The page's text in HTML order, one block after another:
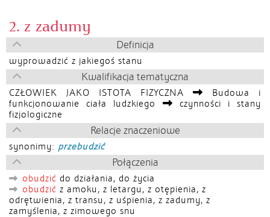
2. z zadumy
Definicja
wyprowadzić z jakiegoś stanu
Kwalifikacja tematyczna
CZŁOWIEK JAKO ISTOTA FIZYCZNA
Budowa i
funkcjonowanie ciała ludzkiego
czynności i stany
fizjologiczne
Relacje znaczeniowe
synonimy: przebudzić
Połączenia
obudzić do działania, do życia
obudzić z amoku, z letargu, z otępienia, z
odrętwienia, z transu, z uśpienia, z zadumy, z
zamyślenia, z zimowego snu